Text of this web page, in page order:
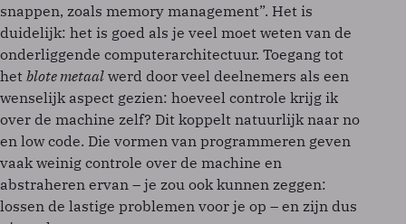
snappen, zoals memory management”. Het is
duidelijk: het is goed als je veel moet weten van de
onderliggende computerarchitectuur. Toegang tot
het blote metaal werd door veel deelnemers als een
wenselijk aspect gezien: hoeveel controle krijg ik
over de machine zelf? Dit koppelt natuurlijk naar no
en low code. Die vormen van programmeren geven
vaak weinig controle over de machine en
abstraheren ervan – je zou ook kunnen zeggen:
lossen de lastige problemen voor je op – en zijn dus